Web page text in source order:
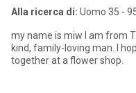
Alla ricerca di: Uomo 35 -
my name is miw I am from
kind, family-loving man. I
together at a flower shop.